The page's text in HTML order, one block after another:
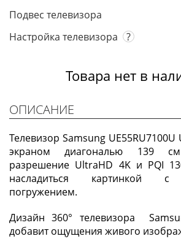
Подвес телевизора
Настройка телевизора
?
Товара нет в
ОПИСАНИЕ
Телевизор Samsung
экраном диагональю 139
разрешение UltraHD 4K и PQI
насладиться картинкой с
погружением.
Дизайн 360° телевизора
добавит ощущения живого